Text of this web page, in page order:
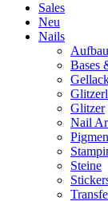
Sales
Neu
Nails
Bases
Glitzer
Nail
Steine